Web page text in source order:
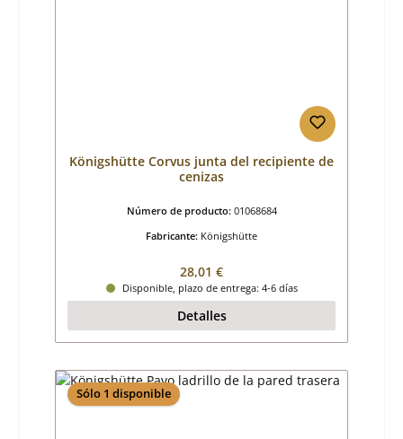
Königshütte Corvus junta del recipiente de
cenizas
Número de producto: 01068684
Fabricante: Königshütte
Precio normal:
28,01 €
Disponible, plazo de entrega: 4-6 días
Detalles
Sólo 1 disponible